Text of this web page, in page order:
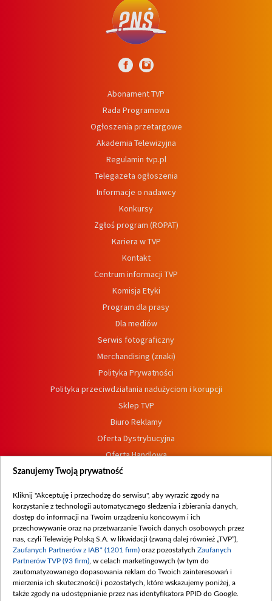
Abonament TVP
Rada Programowa
Ogłoszenia przetargowe
Akademia Telewizyjna
Regulamin tvp.pl
Telegazeta ogłoszenia
Informacje o nadawcy
Konkursy
Zgłoś program (ROPAT)
Kariera w TVP
Kontakt
Centrum informacji TVP
Komisja Etyki
Program dla prasy
Dla mediów
Serwis fotograficzny
Merchandising (znaki)
Polityka Prywatności
Polityka przeciwdziałania nadużyciom i korupcji
Sklep TVP
Biuro Reklamy
Oferta Dystrybucyjna
Oferta Handlowa
Dostępność
Procedura zgłoszeń wewnętrznych
Szanujemy Twoją prywatność
Kliknij "Akceptuję i przechodzę do serwisu", aby wyrazić zgody na
korzystanie z technologii automatycznego śledzenia i zbierania danych,
dostęp do informacji na Twoim urządzeniu końcowym i ich
przechowywanie oraz na przetwarzanie Twoich danych osobowych przez
nas, czyli Telewizję Polską S.A. w likwidacji (zwaną dalej również „TVP”),
Zaufanych Partnerów z IAB* (1201 firm) oraz pozostałych Zaufanych
Partnerów TVP (93 firm) , w celach marketingowych (w tym do
zautomatyzowanego dopasowania reklam do Twoich zainteresowań i
mierzenia ich skuteczności) i pozostałych, które wskazujemy poniżej, a
także zgody na udostępnianie przez nas identyfikatora PPID do Google.